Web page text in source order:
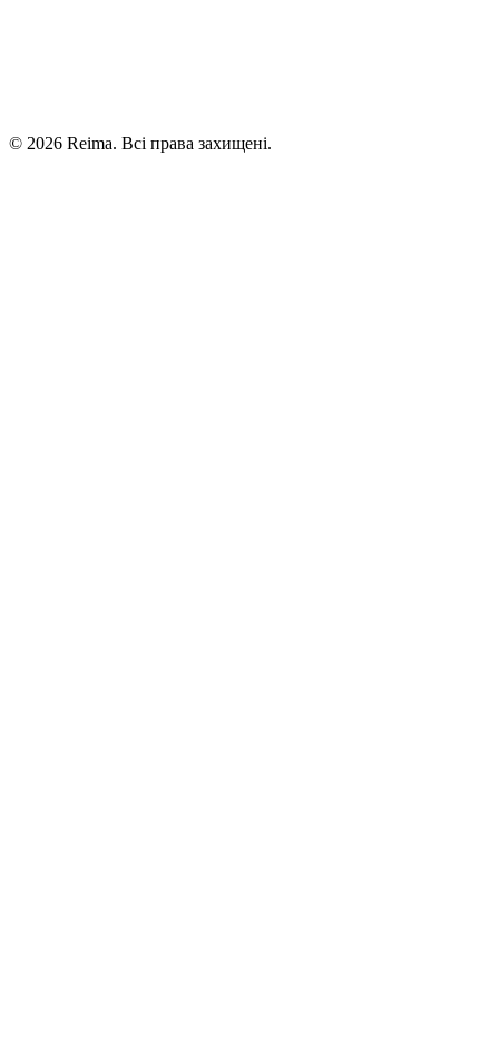
© 2026 Reima. Всі права захищені.